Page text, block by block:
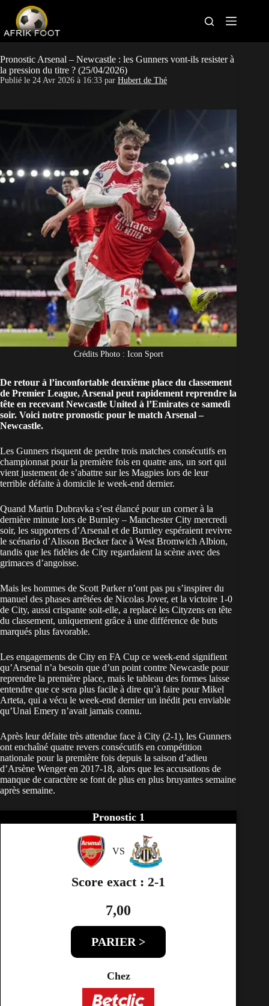
p
o
c
o
e
Bonus bookmakers
APK paris sportifs
Sites paris sportifs
Pronostics foot
Actus Foot
Pronostic Arsenal – Newcastle : les Gunners vont-ils resister à
la pression du titre ? (25/04/2026)
Publié le 24 Avr 2026 à 16:33 par Hubert de Thé
Crédits Photo : Icon Sport
De retour à l’inconfortable deuxième place du classement
de Premier League, Arsenal peut rapidement reprendre la
tête en recevant Newcastle United à l’Emirates ce samedi
soir. Voici notre pronostic pour le match Arsenal –
Newcastle.
Les Gunners risquent de perdre trois matches consécutifs en
championnat pour la première fois en quatre ans, un sort qui
vient justement de s’abattre sur les Magpies lors de leur
terrible défaite à domicile le week-end dernier.
Quand Martin Dubravka s’est élancé pour un corner à la
dernière minute lors de Burnley – Manchester City mercredi
soir, les supporters d’Arsenal et de Burnley espéraient revivre
le scénario d’Alisson Becker face à West Bromwich Albion,
tandis que les fidèles de City regardaient la scène avec des
grimaces d’angoisse.
Mais les hommes de Scott Parker n’ont pas pu s’inspirer du
manuel des phases arrêtées de Nicolas Jover, et la victoire 1-0
de City, aussi crispante soit-elle, a replacé les Cityzens en tête
du classement, uniquement grâce à une différence de buts
marqués plus favorable.
Les engagements de City en FA Cup ce week-end signifient
qu’Arsenal n’a besoin que d’un point contre Newcastle pour
reprendre la première place, mais le tableau des formes laisse
entendre que ce sera plus facile à dire qu’à faire pour Mikel
Arteta, qui a vécu le week-end dernier un inédit peu enviable
qu’Unai Emery n’avait jamais connu.
Après leur défaite très attendue face à City (2-1), les Gunners
ont enchaîné quatre revers consécutifs en compétition
nationale pour la première fois depuis la saison d’adieu
d’Arsène Wenger en 2017-18, alors que les accusations de
manque de caractère se font de plus en plus bruyantes semaine
après semaine.
Pronostic 1
VS
Score exact : 2-1
7,00
PARIER >
Chez